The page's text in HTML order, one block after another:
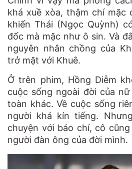
khá xuề xòa, thậm chí mặc
khiến Thái (Ngọc Quỳnh)
đốc mà mặc như ô sin. Và
nguyên nhân chồng của
trở mặt với Khuê.
Ở trên phim, Hồng Diễm
cuộc sống ngoài đời của
toàn khác. Về cuộc sống
người khá kín tiếng.
chuyện với báo chí, cô
người đàn ông của đời mình.